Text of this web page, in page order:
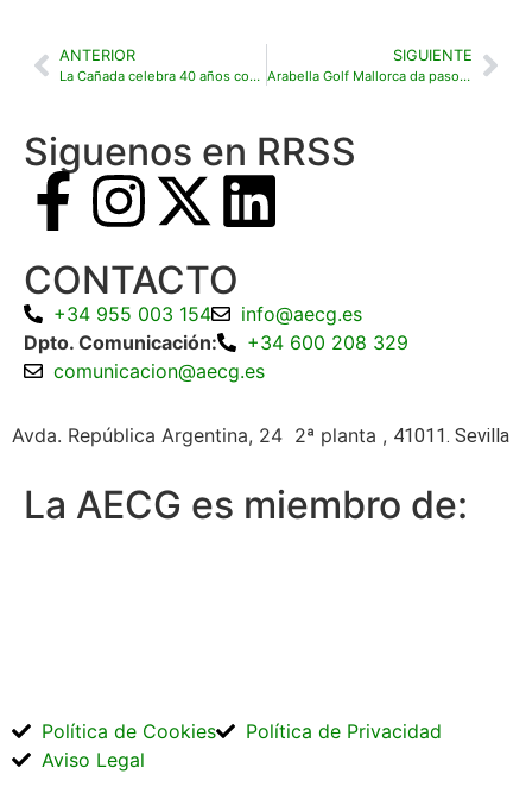
ANTERIOR
La Cañada celebra 40 años como el club de golf por excelencia en Sotogrande
SIGUIENTE
Arabella Golf Mallorca da paso a una nueva era estrenando nuevos logos
Siguenos en RRSS
CONTACTO
+34 955 003 154
info@aecg.es
Dpto. Comunicación:
+34 600 208 329
comunicacion@aecg.es
Avda. República Argentina, 24 2ª planta , 41011. Sevilla
La AECG es miembro de:
Política de Cookies
Política de Privacidad
Aviso Legal